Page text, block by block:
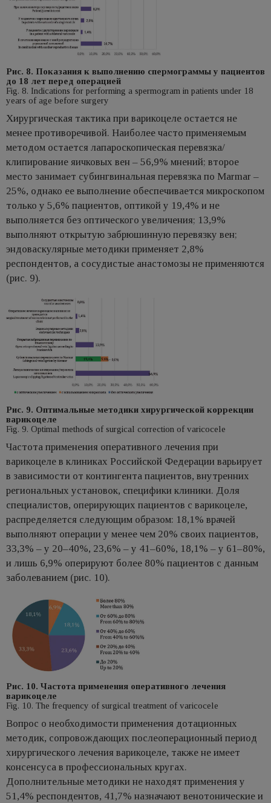
Рис. 8. Показания к выполнению спермограммы у пациентов
до 18 лет перед операцией
Fig. 8. Indications for performing a spermogram in patients under 18
years of age before surgery
Хирургическая тактика при варикоцеле остается не
менее противоречивой. Наиболее часто применяемым
методом остается лапароскопическая перевязка/
клипирование яичковых вен – 56,9% мнений; второе
место занимает субингвинальная перевязка по Marmar –
25%, однако ее выполнение обеспечивается микроскопом
только у 5,6% пациентов, оптикой у 19,4% и не
выполняется без оптического увеличения; 13,9%
выполняют открытую забрюшинную перевязку вен;
эндоваскулярные методики применяет 2,8%
респондентов, а сосудистые анастомозы не применяются
(рис. 9).
Рис. 9. Оптимальные методики хирургической коррекции
варикоцеле
Fig. 9. Optimal methods of surgical correction of varicocele
Частота применения оперативного лечения при
варикоцеле в клиниках Российской Федерации варьирует
в зависимости от контингента пациентов, внутренних
региональных установок, специфики клиники. Доля
специалистов, оперирующих пациентов с варикоцеле,
распределяется следующим образом: 18,1% врачей
выполняют операции у менее чем 20% своих пациентов,
33,3% – у 20–40%, 23,6% – у 41–60%, 18,1% – у 61–80%,
и лишь 6,9% оперируют более 80% пациентов с данным
заболеванием (рис. 10).
Рис. 10. Частота применения оперативного лечения
варикоцеле
Fig. 10. The frequency of surgical treatment of varicocele
Вопрос о необходимости применения дотационных
методик, сопровождающих послеоперационный период
хирургического лечения варикоцеле, также не имеет
консенсуса в профессиональных кругах.
Дополнительные методики не находят применения у
51,4% респондентов, 41,7% назначают венотонические и